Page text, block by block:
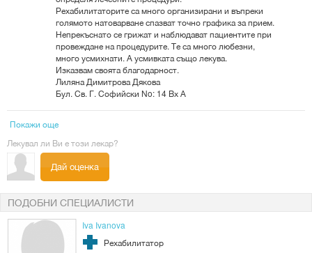
Рехабилитаторите са много организирани и въпреки
голямото натоварване спазват точно графика за прием.
Непрекъснато се грижат и наблюдават пациентите при
провеждане на процедурите. Те са много любезни,
много усмихнати. А усмивката също лекува.
Изказвам своята благодарност.
Лиляна Димитрова Дякова
Бул. Св. Г. Софийски No: 14 Вх А
Покажи още
Лекувал ли Ви е този лекар?
Дай оценка
ПОДОБНИ СПЕЦИАЛИСТИ
Iva Ivanova
Рехабилитатор